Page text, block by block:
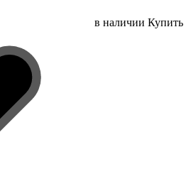
в наличии Купить